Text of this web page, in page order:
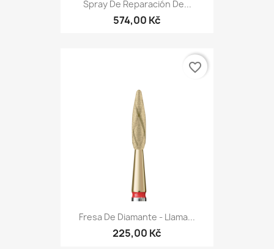
Spray De Reparación De...
574,00 Kč
Fresa De Diamante - Llama...
225,00 Kč
favorite_border